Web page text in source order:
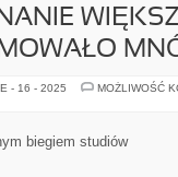
- 16 - 2025
MOŻLIWOŚĆ
biegiem studiów